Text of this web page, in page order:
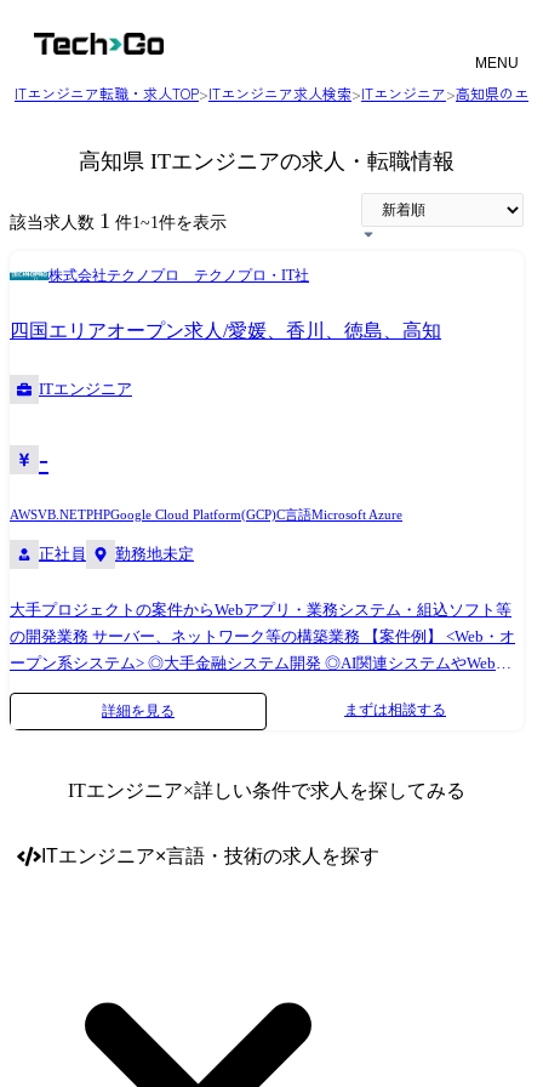
MENU
ITエンジニア転職・求人TOP>ITエンジニア求人検索>ITエンジニア>高知県のエ
高知県 ITエンジニアの求人・転職情報
該当求人数 1 件1~1件を表示
株式会社テクノプロ テクノプロ・IT社
四国エリアオープン求人/愛媛、香川、徳島、高知
ITエンジニア
-
AWSVB.NETPHPGoogle Cloud Platform(GCP)C言語Microsoft Azure
正社員 勤務地未定
大手プロジェクトの案件からWebアプリ・業務システム・組込ソフト等
の開発業務 サーバー、ネットワーク等の構築業務 【案件例】 <Web・オ
ープン系システム> ◎大手金融システム開発 ◎AI関連システムやWebア
プリの開発 ◎Androidアプリ、スマートフォン分野での各種開発 ◎ECサ
イト、ポータルサイトの開発 <業務系システム> ◎顧客管理システム開発
想基盤構築(Citrix,Vmware) ◎基幹ネットワークの更改(設計、構築、導入
詳細を見る まずは相談する
ITエンジニア×詳しい条件で求人を探してみる
ITエンジニア×言語・技術の求人を探す